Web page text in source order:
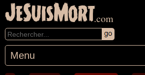
JeSuisMort.com
Menu